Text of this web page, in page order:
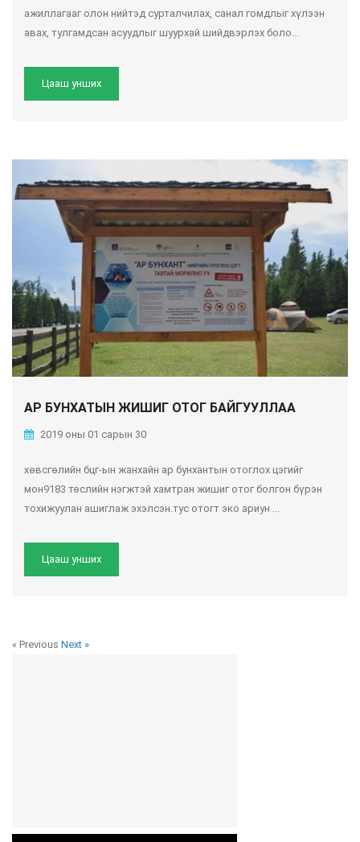
ажиллагааг олон нийтэд сурталчилах, санал гомдлыг хүлээн
авах, тулгамдсан асуудлыг шуурхай шийдвэрлэх боло...
Цааш унших
АР БУНХАТЫН ЖИШИГ ОТОГ БАЙГУУЛЛАА
2019 оны 01 сарын 30
хөвсгөлийн бцг-ын жанхайн ар бунхантын отоглох цэгийг
мон9183 төслийн нэгжтэй хамтран жишиг отог болгон бүрэн
тохижуулан ашиглаж эхэлсэн.тус отогт эко ариун ...
Цааш унших
« Previous Next »